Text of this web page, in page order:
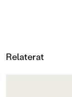
MILJÖMÄRKNING
Relaterat